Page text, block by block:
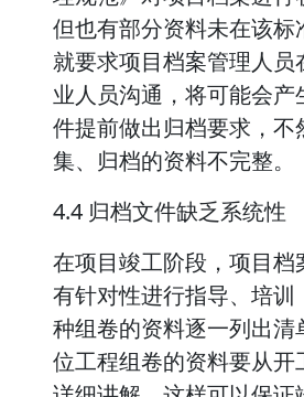
但也有部分资料未在该标
就要求项目档案管理人员
业人员沟通，将可能会产
件提前做出归档要求，不
集、归档的资料不完整。
4.4 归档文件缺乏系统性
在项目竣工阶段，项目档
有针对性进行指导、培训
种组卷的资料逐一列出清
位工程组卷的资料要从开